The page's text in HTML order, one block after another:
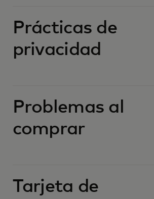
Prácticas de
privacidad
Problemas al
comprar
Tarjeta de